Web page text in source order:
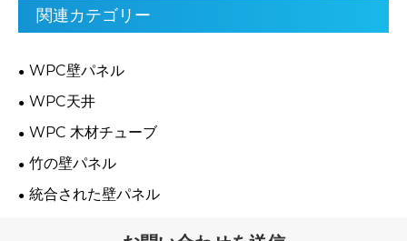
関連カテゴリー
WPC壁パネル
WPC天井
WPC 木材チューブ
竹の壁パネル
統合された壁パネル